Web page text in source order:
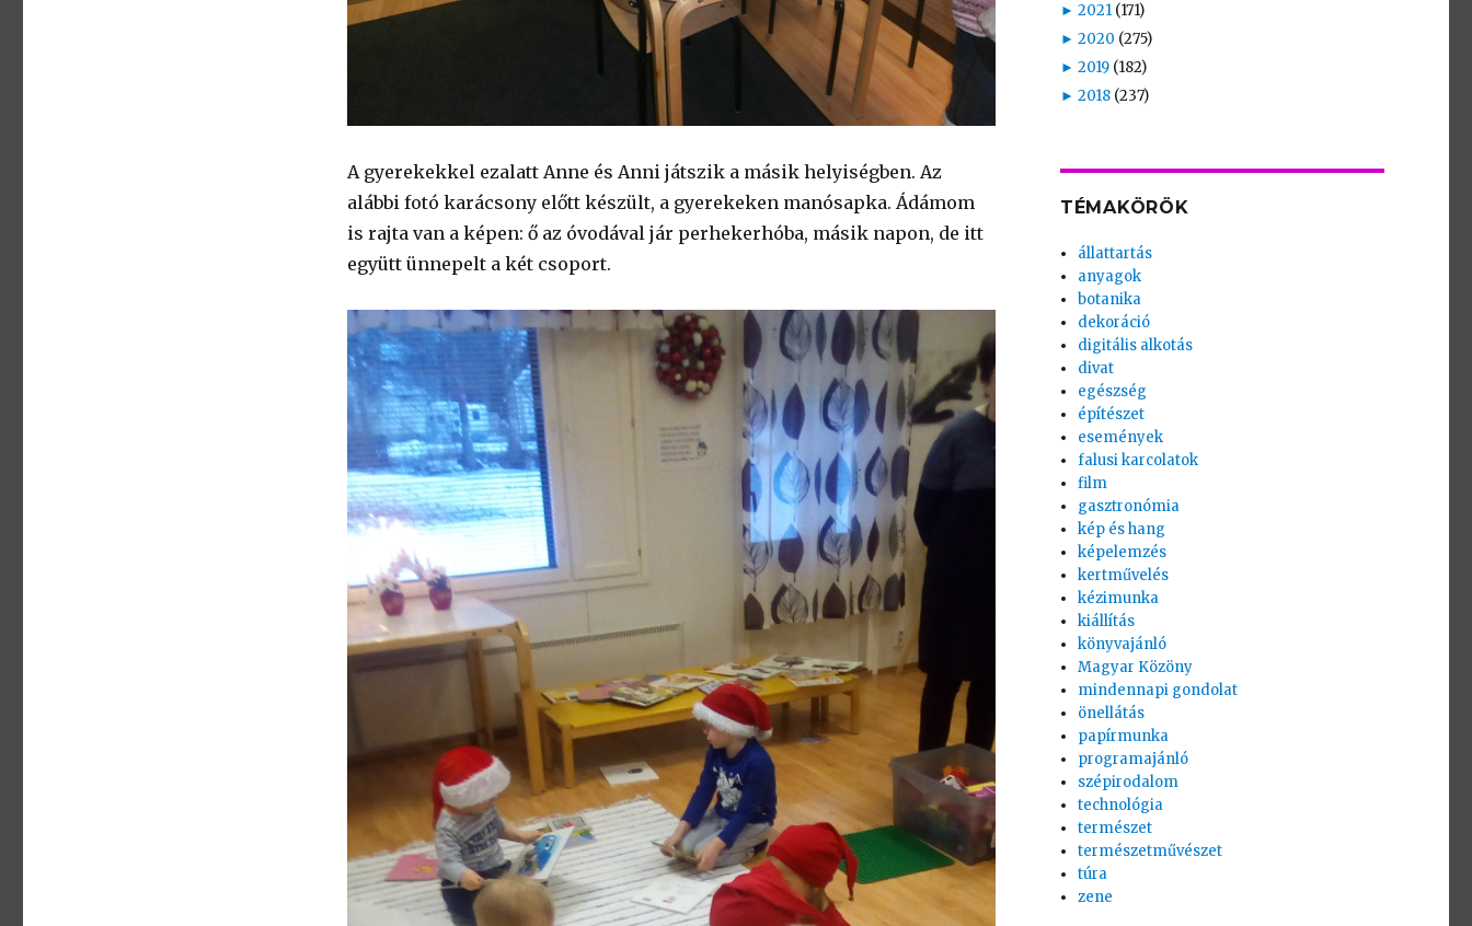
A gyerekekkel ezalatt Anne és Anni játszik a másik helyiségben. Az
alábbi fotó karácsony előtt készült, a gyerekeken manósapka. Ádámom
is rajta van a képen: ő az óvodával jár perhekerhóba, másik napon, de itt
együtt ünnepelt a két csoport.
► 2021 (171)
► 2020 (275)
► 2019 (182)
► 2018 (237)
TÉMAKÖRÖK
állattartás
anyagok
botanika
dekoráció
digitális alkotás
divat
egészség
építészet
események
falusi karcolatok
film
gasztronómia
kép és hang
képelemzés
kertművelés
kézimunka
kiállítás
könyvajánló
Magyar Közöny
mindennapi gondolat
önellátás
papírmunka
programajánló
szépirodalom
technológia
természet
természetművészet
túra
zene